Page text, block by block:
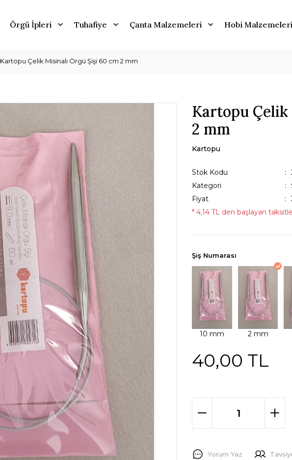
Örgü İpleri Tuhafiye Çanta Malzemeleri Hobi Malzemeleri
Kartopu Çelik Misinalı Örgü Şişi 60 cm 2 mm
Kartopu Çelik
2 mm
Kartopu
Stok Kodu
Kategori
Fiyat
* 4,14 TL den başlayan
Şiş Numarası
40,00 TL
Yorum Yaz